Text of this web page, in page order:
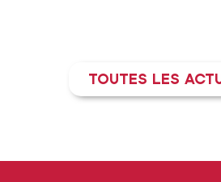
TOUTES LES